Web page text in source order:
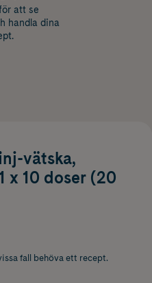
att se
handla dina
vätska,
x 10 doser (20
fall behöva ett recept.